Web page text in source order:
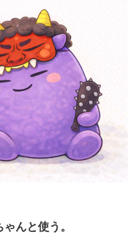
んと使う。